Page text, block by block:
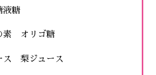
液糖
素 オリゴ糖
ス 梨ジュース